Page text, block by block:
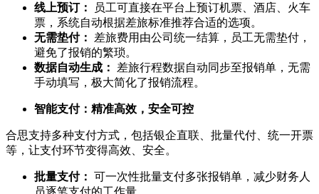
线上预订：
员工可直接在平台上预订机票、酒店、火车
票，系统自动根据差旅标准推荐合适的选项。
无需垫付：
差旅费用由公司统一结算，员工无需垫付，
避免了报销的繁琐。
数据自动生成：
差旅行程数据自动同步至报销单，无需
手动填写，极大简化了报销流程。
智能支付：精准高效，安全可控
合思支持多种支付方式，包括银企直联、批量代付、统一开票
等，让支付环节变得高效、安全。
批量支付： 可一次性批量支付多张报销单，减少财务人
员逐笔支付的工作量。